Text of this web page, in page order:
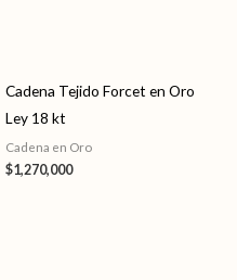
Cadena Tejido Forcet en Oro
Ley 18 kt
Cadena en Oro
$1,270,000